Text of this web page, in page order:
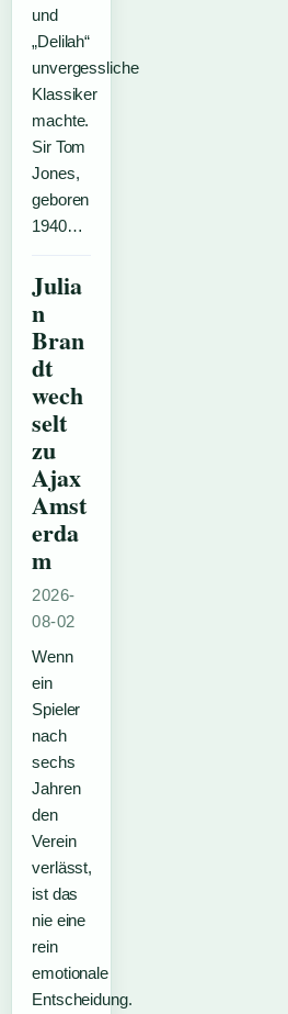
und
„Delilah“
unvergessliche
Klassiker
machte.
Sir Tom
Jones,
geboren
1940…
Julia
n
Bran
dt
wech
selt
zu
Ajax
Amst
erda
m
2026-
08-02
Wenn
ein
Spieler
nach
sechs
Jahren
den
Verein
verlässt,
ist das
nie eine
rein
emotionale
Entscheidung.